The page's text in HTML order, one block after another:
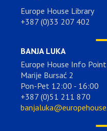
Europe House Library
+387 (0)33 207 402
BANJA LUKA
Europe House Info Point
Marije Bursać 2
Pon-Pet 12:00 - 16:00
+387 (0)51 211 870